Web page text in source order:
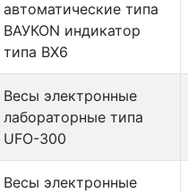
автоматические типа
ВАУКОN индикатор
типа ВХ6
Весы электронные
лабораторные типа
UFO-300
Весы электронные